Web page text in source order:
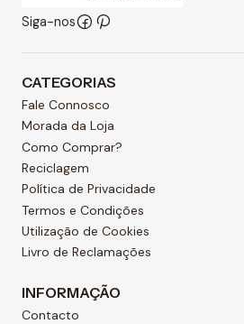
Siga-nos
CATEGORIAS
Fale Connosco
Morada da Loja
Como Comprar?
Reciclagem
Política de Privacidade
Termos e Condições
Utilização de Cookies
Livro de Reclamações
INFORMAÇÃO
Contacto